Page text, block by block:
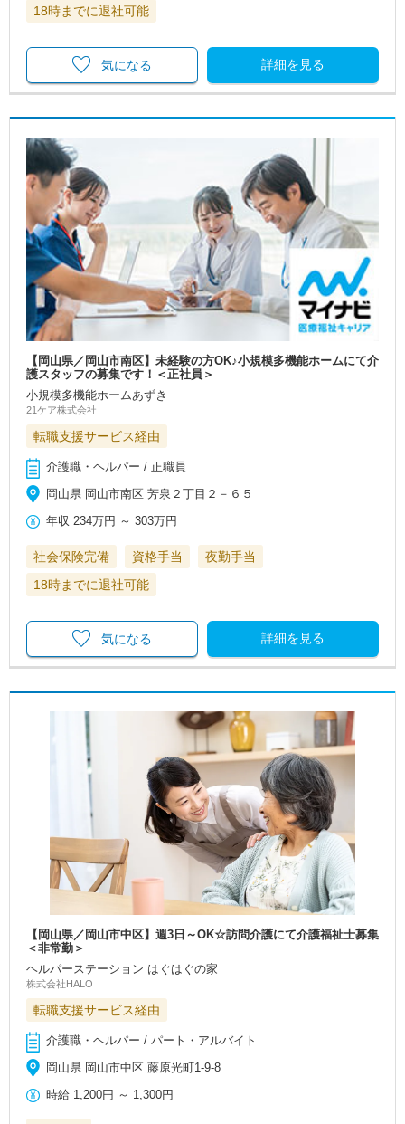
18時までに退社可能
詳細を見る
気になる
【岡山県／岡山市南区】未経験の方OK♪小規模多機能ホームにて介
護スタッフの募集です！＜正社員＞
小規模多機能ホームあずき
21ケア株式会社
転職支援サービス経由
介護職・ヘルパー / 正職員
岡山県 岡山市南区 芳泉２丁目２－６５
年収 234万円 ～303万円
社会保険完備 資格手当
夜勤手当
18時までに退社可能
詳細を見る
気になる
【岡山県／岡山市中区】週3日～OK☆訪問介護にて介護福祉士募集
＜非常勤＞
ヘルパーステーション はぐはぐの家
株式会社HALO
転職支援サービス経由
介護職・ヘルパー / パート・アルバイト
岡山県 岡山市中区 藤原光町1-9-8
時給 1,200円 ～ 1,300円